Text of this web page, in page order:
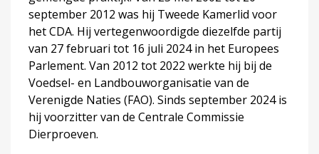
september 2012 was hij Tweede Kamerlid voor
het CDA. Hij vertegenwoordigde diezelfde partij
van 27 februari tot 16 juli 2024 in het Europees
Parlement. Van 2012 tot 2022 werkte hij bij de
Voedsel- en Landbouworganisatie van de
Verenigde Naties (FAO). Sinds september 2024 is
hij voorzitter van de Centrale Commissie
Dierproeven.